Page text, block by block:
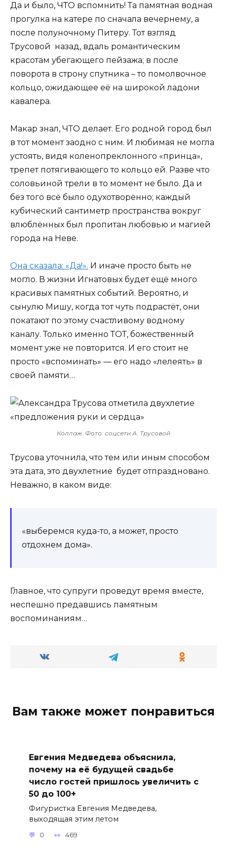
Да и было, ЧТО вспомнить! Та памятная водная
прогулка на катере по сначала вечернему, а
после полуночному Питеру. Тот взгляд
Трусовой назад, вдаль романтическим
красотам убегающего пейзажа; в после
поворота в строну спутника – то помолвочное
кольцо, ожидающее её на широкой ладони
кавалера.
Макар знал, ЧТО делает. Его родной город был
в тот момент заодно с ним. И любимая не могла
устоять, видя коленопреклонного «принца»,
трепет потягивающего то кольцо ей. Разве что
соловьиной трели в то момент не было. Да и
без того всё было одухотворённо; каждый
кубический сантиметр пространства вокруг
влюблённых был пропитан любовью и магией
города на Неве.
Она сказала: «Да!». И иначе просто быть не
могло. В жизни Игнатовых будет ещё много
красивых памятных событий. Вероятно, и
сынулю Мишу, когда тот чуть подрастёт, они
покатают по этому счастливому водному
каналу. Только именно ТОТ, божественный
момент уже не повторится. И его стоит не
просто «вспоминать» — его надо «лелеять» в
своей памяти…
Коллаж. Фото: соцсети А. Трусовой
Трусова уточнила, что тем или иным способом
эта дата, это двухлетние будет отпраздновано.
Неважно, в каком виде:
«выберемся куда-то, а может, просто
отдохнем дома».
Главное, что супруги проведут время вместе,
неспешно предавшись памятным
воспоминаниям…
Вам также может понравиться
Евгения Медведева объяснила,
почему на её будущей свадьбе
число гостей пришлось увеличить с
50 до 100+
Фигуристка Евгения Медведева,
выходящая этим летом
0 469